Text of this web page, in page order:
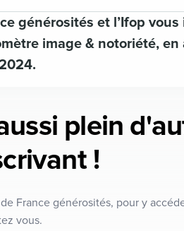
générosités et l’Ifop
image & notoriété, en
plein
!
France générosités, pour y
vous.